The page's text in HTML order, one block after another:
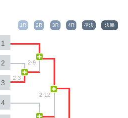
1R 2R 3R 4R 準決 決勝
1
2
3
4
2-3
2-9
2-12